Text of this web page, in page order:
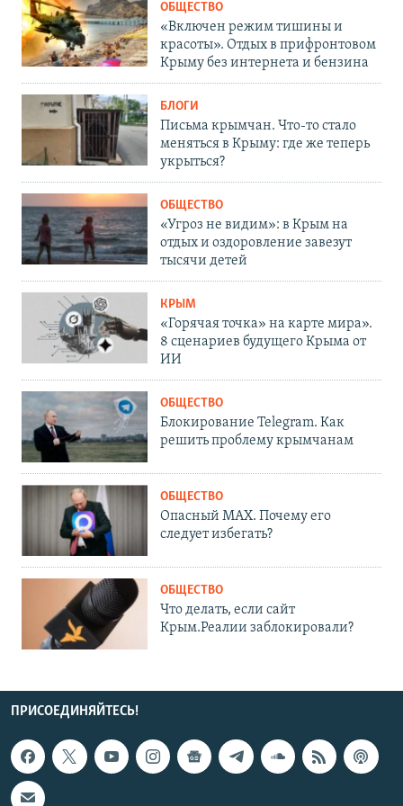
ОБЩЕСТВО
«Включен режим тишины и
красоты». Отдых в прифронтовом
Крыму без интернета и бензина
БЛОГИ
Письма крымчан. Что-то стало
меняться в Крыму: где же теперь
укрыться?
ОБЩЕСТВО
«Угроз не видим»: в Крым на
отдых и оздоровление завезут
тысячи детей
КРЫМ
«Горячая точка» на карте мира».
8 сценариев будущего Крыма от
ИИ
ОБЩЕСТВО
Блокирование Telegram. Как
решить проблему крымчанам
ОБЩЕСТВО
Опасный MAX. Почему его
следует избегать?
ОБЩЕСТВО
Что делать, если сайт
Крым.Реалии заблокировали?
ПРИСОЕДИНЯЙТЕСЬ!